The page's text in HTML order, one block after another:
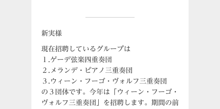
新実様
現在招聘しているグループは
１.ゲーデ弦楽四重奏団
２.メランデ・ピアノ三重奏団
３.ウィーン・フーゴ・ヴォルフ三重奏団
の３団体です。今年は「ウィーン・フーゴ・
ヴォルフ三重奏団」を招聘します。期間の前